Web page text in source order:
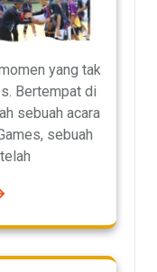
yang tak
Bertempat di
sebuah acara
sebuah